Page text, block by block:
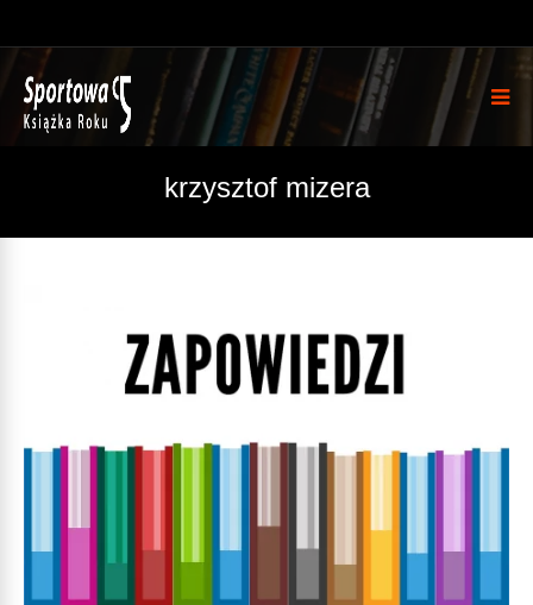
krzysztof mizera